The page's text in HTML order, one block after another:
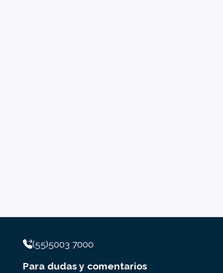
(55)5003 7000
Para dudas y comentarios